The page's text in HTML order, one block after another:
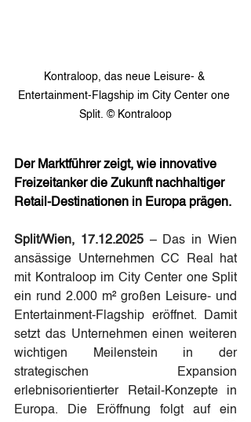
Kontraloop, das neue Leisure- &
Entertainment-Flagship im City Center one
Split. © Kontraloop
Der Marktführer zeigt, wie innovative
Freizeitanker die Zukunft nachhaltiger
Retail-Destinationen in Europa prägen.
Split/Wien, 17.12.2025 – Das in Wien
ansässige Unternehmen CC Real hat
mit Kontraloop im City Center one Split
ein rund 2.000 m² großen Leisure- und
Entertainment-Flagship eröffnet. Damit
setzt das Unternehmen einen weiteren
wichtigen Meilenstein in der
strategischen Expansion
erlebnisorientierter Retail-Konzepte in
Europa. Die Eröffnung folgt auf ein